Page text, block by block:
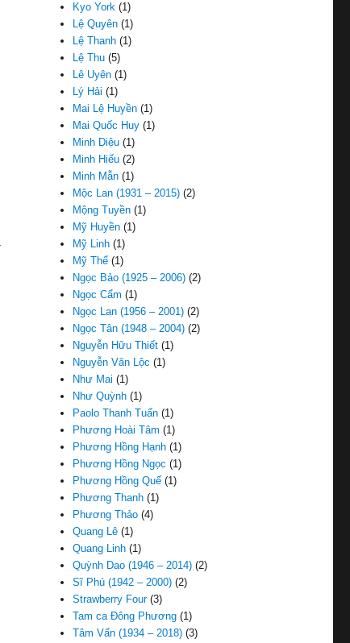
Kyo York (1)
Lệ Quyên (1)
Lệ Thanh (1)
Lệ Thu (5)
Lê Uyên (1)
Lý Hải (1)
Mai Lệ Huyền (1)
Mai Quốc Huy (1)
Minh Diệu (1)
Minh Hiếu (2)
Minh Mẫn (1)
Mộc Lan (1931 – 2015) (2)
Mộng Tuyền (1)
Mỹ Huyền (1)
Mỹ Linh (1)
Mỹ Thể (1)
Ngọc Bảo (1925 – 2006) (2)
Ngọc Cẩm (1)
Ngọc Lan (1956 – 2001) (2)
Ngọc Tân (1948 – 2004) (2)
Nguyễn Hữu Thiết (1)
Nguyễn Văn Lộc (1)
Như Mai (1)
Như Quỳnh (1)
Paolo Thanh Tuấn (1)
Phương Hoài Tâm (1)
Phương Hồng Hạnh (1)
Phương Hồng Ngọc (1)
Phương Hồng Quế (1)
Phương Thanh (1)
Phương Thảo (4)
Quang Lê (1)
Quang Linh (1)
Quỳnh Dao (1946 – 2014) (2)
Sĩ Phú (1942 – 2000) (2)
Strawberry Four(3)
Tam ca Đông Phương (1)
Tâm Vấn (1934 – 2018) (3)